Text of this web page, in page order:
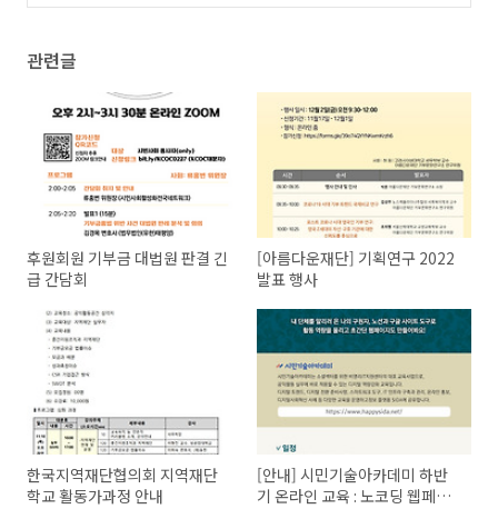
관련글
후원회원 기부금 대법원 판결 긴
급 간담회
[아름다운재단] 기획연구 2022
발표 행사
한국지역재단협의회 지역재단
학교 활동가과정 안내
[안내] 시민기술아카데미 하반
기 온라인 교육 : 노코딩 웹페이